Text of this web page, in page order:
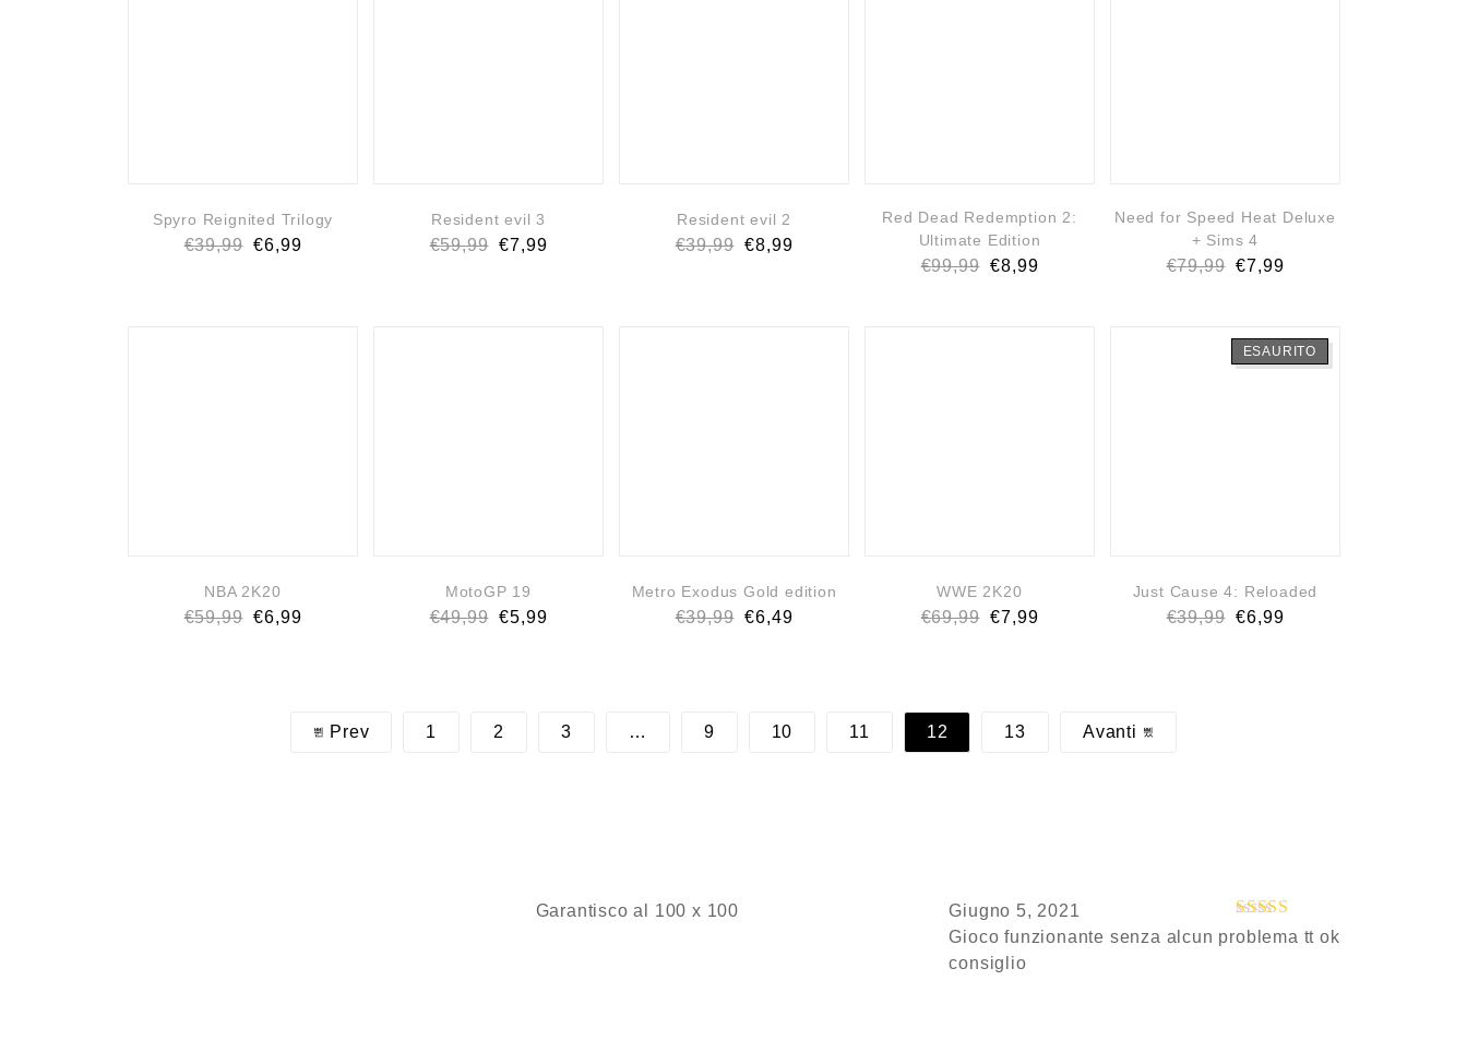
Spyro Reignited Trilogy
€39,99 €6,99
Resident evil 3
€59,99 €7,99
Resident evil 2
€39,99 €8,99
Red Dead Redemption 2:
Ultimate Edition
€99,99 €8,99
Need for Speed Heat Deluxe
+ Sims 4
€79,99 €7,99
NBA 2K20
€59,99 €6,99
MotoGP 19
€49,99 €5,99
Metro Exodus Gold edition
€39,99 €6,49
WWE 2K20
€69,99 €7,99
ESAURITO
Just Cause 4: Reloaded
€39,99 €6,99
Prev 1 2 3 … 9 10 11 12 13 Avanti
Garantisco al 100 x 100
Valutato5su
Giugno 5, 2021
Gioco funzionante senza alcun problema tt ok
consiglio